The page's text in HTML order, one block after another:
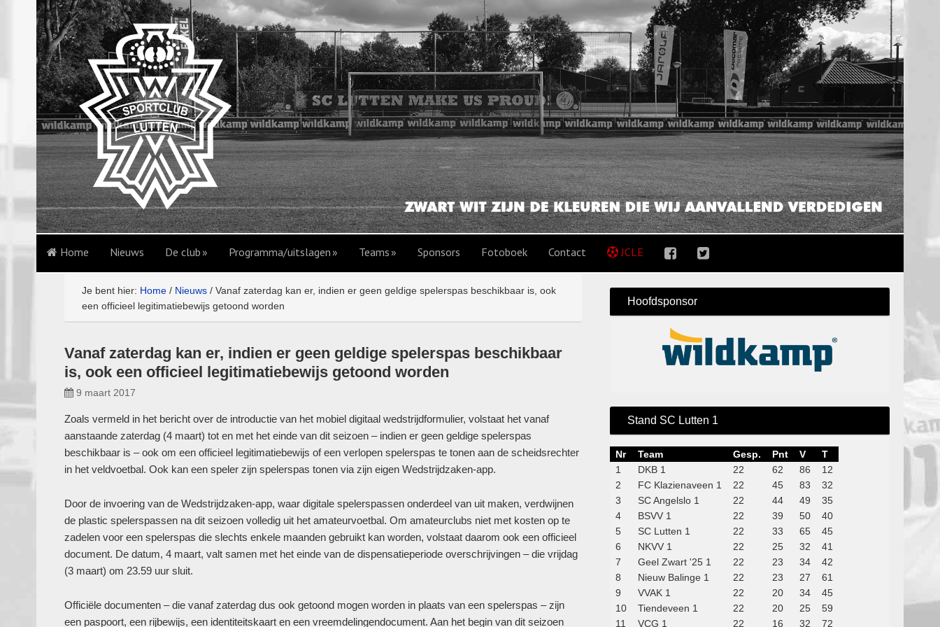
Home Nieuws De club Programma/uitslagen Teams Sponsors Fotoboek Contact JCLE
Je bent hier: Home / Nieuws / Vanaf zaterdag kan er, indien er geen geldige spelerspas beschikbaar is, ook
een officieel legitimatiebewijs getoond worden
Vanaf zaterdag kan er, indien er geen geldige spelerspas beschikbaar
is, ook een officieel legitimatiebewijs getoond worden
9 maart 2017
Zoals vermeld in het bericht over de introductie van het mobiel digitaal wedstrijdformulier, volstaat het vanaf
aanstaande zaterdag (4 maart) tot en met het einde van dit seizoen – indien er geen geldige spelerspas
beschikbaar is – ook om een officieel legitimatiebewijs of een verlopen spelerspas te tonen aan de scheidsrechter
in het veldvoetbal. Ook kan een speler zijn spelerspas tonen via zijn eigen Wedstrijdzaken-app.
Door de invoering van de Wedstrijdzaken-app, waar digitale spelerspassen onderdeel van uit maken, verdwijnen
de plastic spelerspassen na dit seizoen volledig uit het amateurvoetbal. Om amateurclubs niet met kosten op te
zadelen voor een spelerspas die slechts enkele maanden gebruikt kan worden, volstaat daarom ook een officieel
document. De datum, 4 maart, valt samen met het einde van de dispensatieperiode overschrijvingen – die vrijdag
(3 maart) om 23.59 uur sluit.
Officiële documenten – die vanaf zaterdag dus ook getoond mogen worden in plaats van een spelerspas – zijn
een paspoort, een rijbewijs, een identiteitskaart en een vreemdelingendocument. Aan het begin van dit seizoen
Hoofdsponsor
Stand SC Lutten 1
Nr Team Gesp. Pnt V
T
1
DKB 1 22 62 86
12
2
FC Klazienaveen 1 22 45 83
32
3
SC Angelslo 1 22 44 49
35
4
BSVV 1 22 39 50
40
5
SC Lutten 1 22 33 65
45
6
NKVV 1 22 25 32
41
7
Geel Zwart '25 1 22 23 34
42
8
Nieuw Balinge 1 22 23 27
61
9
VVAK 1 22 20 34
45
10
Tiendeveen 1 22 20 25
59
11
VCG 1 22 16 32 72